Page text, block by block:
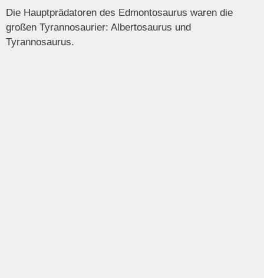
Die Hauptprädatoren des Edmontosaurus waren die
großen Tyrannosaurier: Albertosaurus und
Tyrannosaurus.